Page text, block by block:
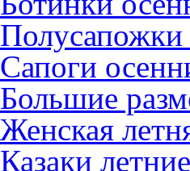
Полусапожки
Сапоги
Большие
Женская
Казаки летние